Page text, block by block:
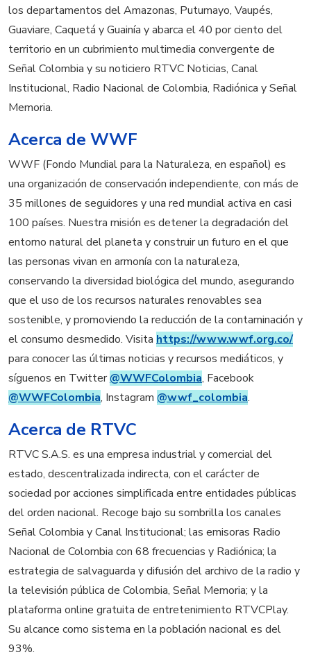
los departamentos del Amazonas, Putumayo, Vaupés,
Guaviare, Caquetá y Guainía y abarca el 40 por ciento del
territorio en un cubrimiento multimedia convergente de
Señal Colombia y su noticiero RTVC Noticias, Canal
Institucional, Radio Nacional de Colombia, Radiónica y Señal
Memoria.
Acerca de WWF
WWF (Fondo Mundial para la Naturaleza, en español) es
una organización de conservación independiente, con más de
35 millones de seguidores y una red mundial activa en casi
100 países. Nuestra misión es detener la degradación del
entorno natural del planeta y construir un futuro en el que
las personas vivan en armonía con la naturaleza,
conservando la diversidad biológica del mundo, asegurando
que el uso de los recursos naturales renovables sea
sostenible, y promoviendo la reducción de la contaminación y
el consumo desmedido. Visita https://www.wwf.org.co/
para conocer las últimas noticias y recursos mediáticos, y
síguenos en Twitter@WWFColombia, Facebook
@WWFColombia, Instagram @wwf_colombia.
Acerca de RTVC
RTVC S.A.S. es una empresa industrial y comercial del
estado, descentralizada indirecta, con el carácter de
sociedad por acciones simplificada entre entidades públicas
del orden nacional. Recoge bajo su sombrilla los canales
Señal Colombia y Canal Institucional; las emisoras Radio
Nacional de Colombia con 68 frecuencias y Radiónica; la
estrategia de salvaguarda y difusión del archivo de la radio y
la televisión pública de Colombia, Señal Memoria; y la
plataforma online gratuita de entretenimiento RTVCPlay.
Su alcance como sistema en la población nacional es del
93%.